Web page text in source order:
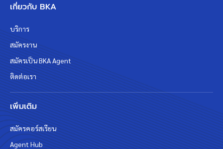
เกี่ยวกับ BKA
บริการ
สมัครงาน
สมัครเป็น BKA Agent
ติดต่อเรา
เพิ่มเติม
สมัครคอร์สเรียน
Agent Hub